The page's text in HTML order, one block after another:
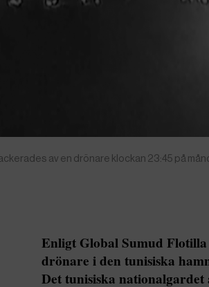
av en drönare klockan 23:45 på
Enligt Global Sumud
drönare i den tunisiska
Det tunisiska